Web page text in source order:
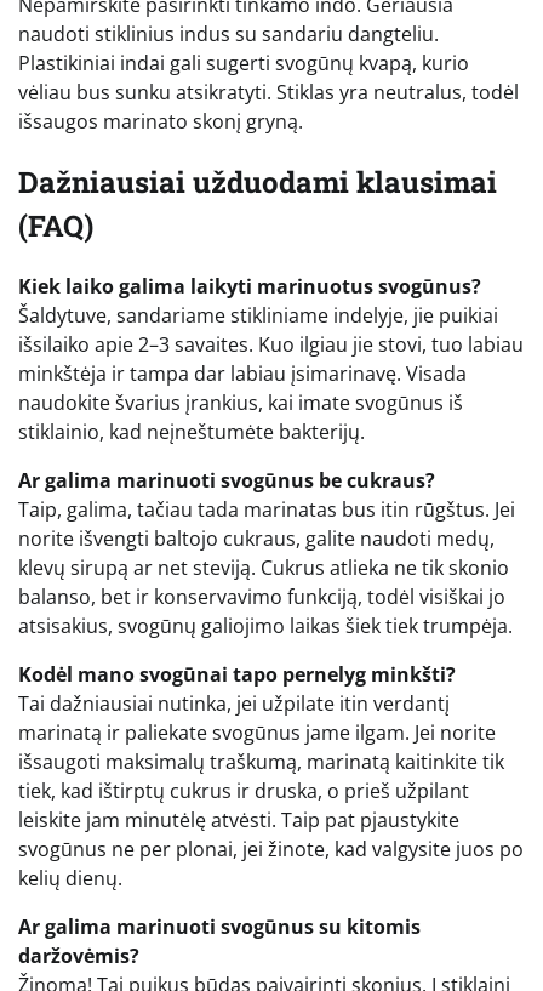
naudoti stiklinius indus su sandariu dangteliu.
Plastikiniai indai gali sugerti svogūnų kvapą, kurio
vėliau bus sunku atsikratyti. Stiklas yra neutralus, todėl
išsaugos marinato skonį gryną.
Dažniausiai užduodami klausimai
(FAQ)
Kiek laiko galima laikyti marinuotus svogūnus?
Šaldytuve, sandariame stikliniame indelyje, jie puikiai
išsilaiko apie 2–3 savaites. Kuo ilgiau jie stovi, tuo labiau
minkštėja ir tampa dar labiau įsimarinavę. Visada
naudokite švarius įrankius, kai imate svogūnus iš
stiklainio, kad neįneštumėte bakterijų.
Ar galima marinuoti svogūnus be cukraus?
Taip, galima, tačiau tada marinatas bus itin rūgštus. Jei
norite išvengti baltojo cukraus, galite naudoti medų,
klevų sirupą ar net steviją. Cukrus atlieka ne tik skonio
balanso, bet ir konservavimo funkciją, todėl visiškai jo
atsisakius, svogūnų galiojimo laikas šiek tiek trumpėja.
Kodėl mano svogūnai tapo pernelyg minkšti?
Tai dažniausiai nutinka, jei užpilate itin verdantį
marinatą ir paliekate svogūnus jame ilgam. Jei norite
išsaugoti maksimalų traškumą, marinatą kaitinkite tik
tiek, kad ištirptų cukrus ir druska, o prieš užpilant
leiskite jam minutėlę atvėsti. Taip pat pjaustykite
svogūnus ne per plonai, jei žinote, kad valgysite juos po
kelių dienų.
Ar galima marinuoti svogūnus su kitomis
daržovėmis?
Žinoma! Tai puikus būdas paįvairinti skonius. Į stiklainį